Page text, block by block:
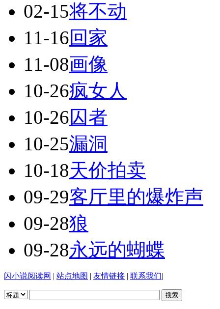
02-15将不动
11-16回家
11-08画像
10-26疯女人
10-26囚者
10-25漏洞
10-18天价拍卖
09-29客厅里的爆炸声
09-28狼
09-28永远的蝴蝶
闪小说阅读网 | 站点地图 | 友情链接 | 联系我们|